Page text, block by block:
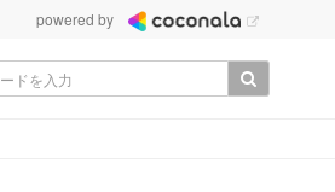
powered by